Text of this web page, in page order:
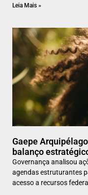
Leia Mais »
Gaepe
balanço
Governança analisou
agendas estruturantes
acesso a recursos